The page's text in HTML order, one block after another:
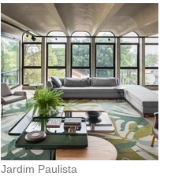
Jardim Paulista